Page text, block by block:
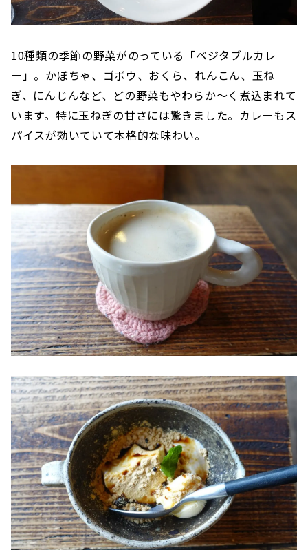
10種類の季節の野菜がのっている「ベジタブルカレ
ー」。かぼちゃ、ゴボウ、おくら、れんこん、玉ね
ぎ、にんじんなど、どの野菜もやわらか〜く煮込まれて
います。特に玉ねぎの甘さには驚きました。カレーもス
パイスが効いていて本格的な味わい。